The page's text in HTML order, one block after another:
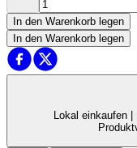
In den Warenkorb legen
In den Warenkorb legen
Lokal einkaufen |